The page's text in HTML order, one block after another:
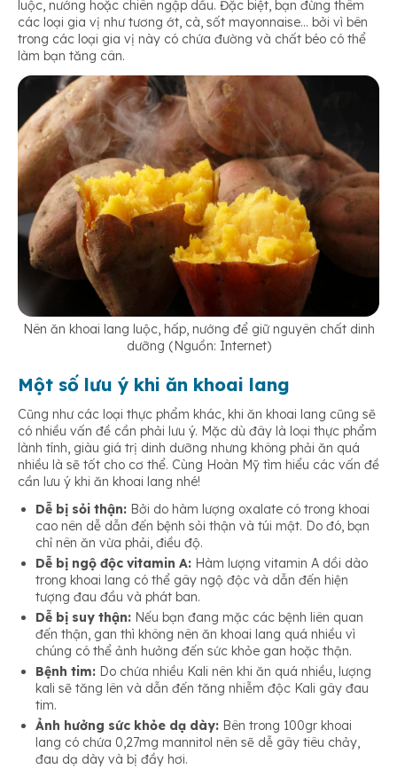
luộc, nướng hoặc chiên ngập dầu. Đặc biệt, bạn đừng thêm
các loại gia vị như tương ớt, cà, sốt mayonnaise… bởi vì bên
trong các loại gia vị này có chứa đường và chất béo có thể
làm bạn tăng cân.
Nên ăn khoai lang luộc, hấp, nướng để giữ nguyên chất dinh
dưỡng (Nguồn: Internet)
Một số lưu ý khi ăn khoai lang
Cũng như các loại thực phẩm khác, khi ăn khoai lang cũng sẽ
có nhiều vấn đề cần phải lưu ý. Mặc dù đây là loại thực phẩm
lành tính, giàu giá trị dinh dưỡng nhưng không phải ăn quá
nhiều là sẽ tốt cho cơ thể. Cùng Hoàn Mỹ tìm hiểu các vấn đề
cần lưu ý khi ăn khoai lang nhé!
Dễ bị sỏi thận: Bởi do hàm lượng oxalate có trong khoai
cao nên dễ dẫn đến bệnh sỏi thận và túi mật. Do đó, bạn
chỉ nên ăn vừa phải, điều độ.
Dễ bị ngộ độc vitamin A: Hàm lượng vitamin A dồi dào
trong khoai lang có thể gây ngộ độc và dẫn đến hiện
tượng đau đầu và phát ban.
Dễ bị suy thận: Nếu bạn đang mặc các bệnh liên quan
đến thận, gan thì không nên ăn khoai lang quá nhiều vì
chúng có thể ảnh hưởng đến sức khỏe gan hoặc thận.
Bệnh tim: Do chứa nhiều Kali nên khi ăn quá nhiều, lượng
kali sẽ tăng lên và dẫn đến tăng nhiễm độc Kali gây đau
tim.
Ảnh hưởng sức khỏe dạ dày: Bên trong 100gr khoai
lang có chứa 0,27mg mannitol nên sẽ dễ gây tiêu chảy,
đau dạ dày và bị đầy hơi.